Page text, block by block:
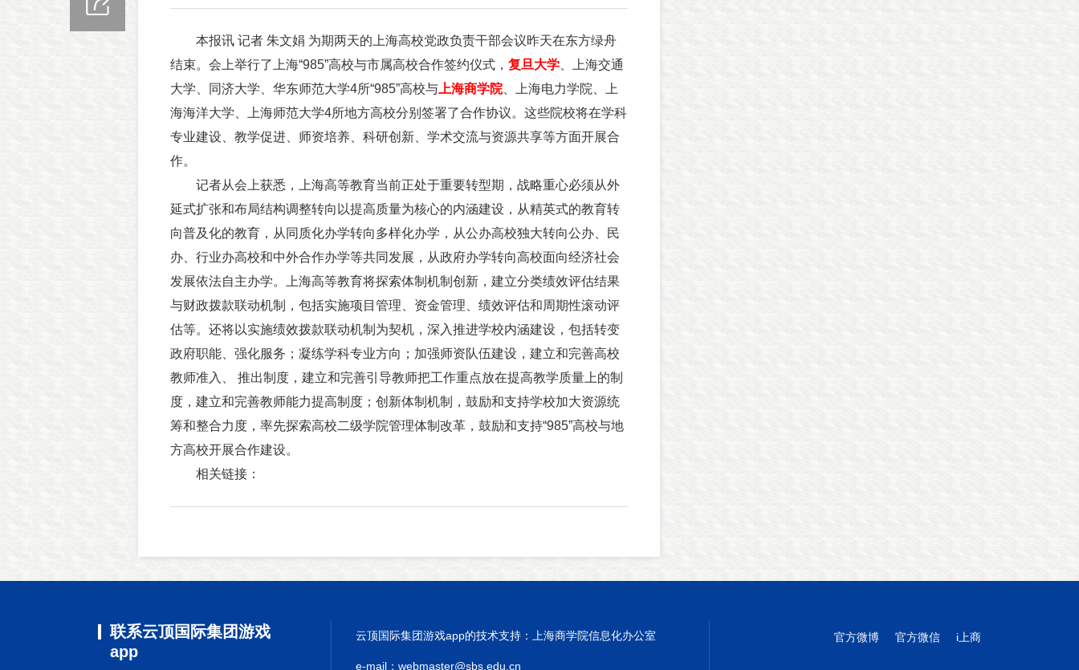
本报讯 记者 朱文娟 为期两天的上海高校党政负责干部会议昨天在东方绿舟
结束。会上举行了上海“985”高校与市属高校合作签约仪式， 复旦大学 、上海交通
大学、同济大学、华东师范大学4所“985”高校与 上海商学院、上海电力学院、上
海海洋大学、上海师范大学4所地方高校分别签署了合作协议。这些院校将在学科
专业建设、教学促进、师资培养、科研创新、学术交流与资源共享等方面开展合
作。
记者从会上获悉，上海高等教育当前正处于重要转型期，战略重心必须从外
延式扩张和布局结构调整转向以提高质量为核心的内涵建设，从精英式的教育转
向普及化的教育，从同质化办学转向多样化办学，从公办高校独大转向公办、民
办、行业办高校和中外合作办学等共同发展，从政府办学转向高校面向经济社会
发展依法自主办学。上海高等教育将探索体制机制创新，建立分类绩效评估结果
与财政拨款联动机制，包括实施项目管理、资金管理、绩效评估和周期性滚动评
估等。还将以实施绩效拨款联动机制为契机，深入推进学校内涵建设，包括转变
政府职能、强化服务；凝练学科专业方向；加强师资队伍建设，建立和完善高校
教师准入、 推出制度，建立和完善引导教师把工作重点放在提高教学质量上的制
度，建立和完善教师能力提高制度；创新体制机制，鼓励和支持学校加大资源统
筹和整合力度，率先探索高校二级学院管理体制改革，鼓励和支持“985”高校与地
方高校开展合作建设。
相关链接：
联系云顶国际集团游戏
app
云顶国际集团游戏app的技术支持：上海商学院信息化办公室
e-mail： webmaster@sbs.edu.cn
i上商
官方微信
官方微博